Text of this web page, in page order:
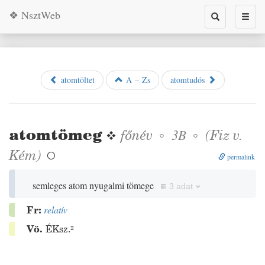
Toggle
search
❖ NsztWeb
atomtöltet A – Zs atomtudós
atomtömeg❖ főnév ◦ 3B ◦ (Fizv.
Kém)  permalink
semleges atom nyugalmi tömege 3 adat
Fr: relatív
Vö. ÉKsz.²